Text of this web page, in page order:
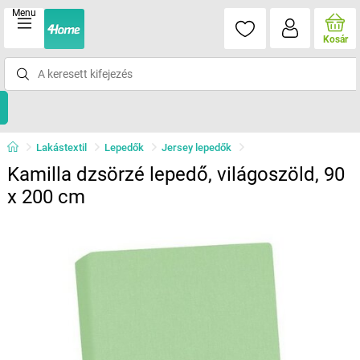
Menu
Kosár
Lakástextil Lepedők Jersey lepedők
Kamilla dzsörzé lepedő, világoszöld, 90
x 200 cm